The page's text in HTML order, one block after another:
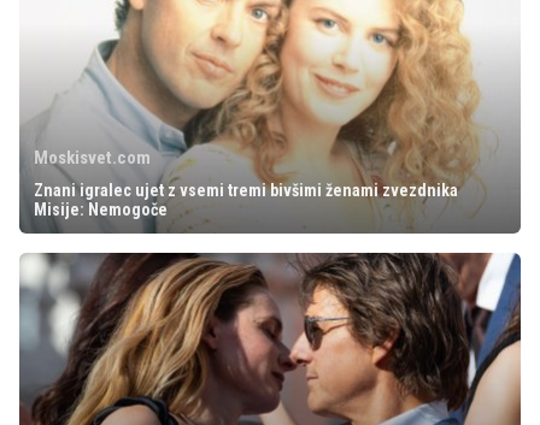
Moskisvet.com
Znani igralec ujet z vsemi tremi bivšimi ženami zvezdnika
Misije: Nemogoče